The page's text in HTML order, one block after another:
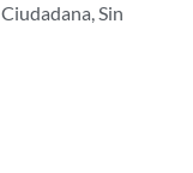
,Sin